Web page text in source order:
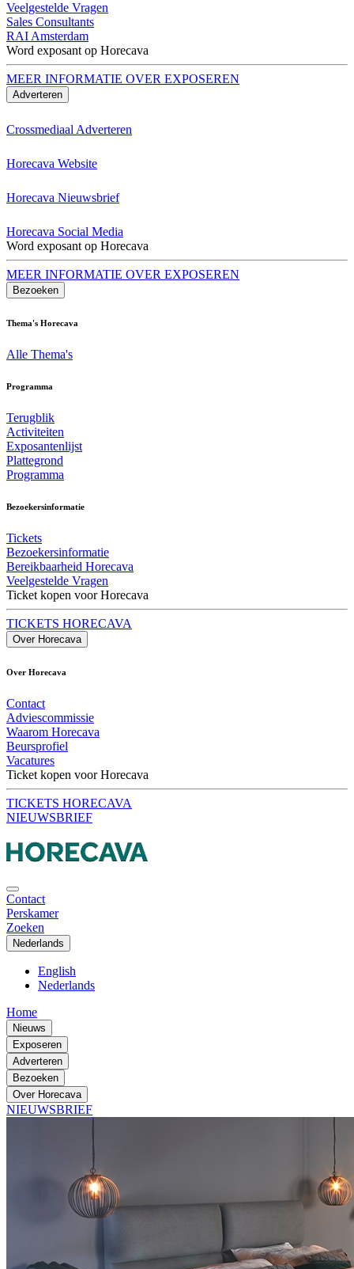
Veelgestelde Vragen
Sales Consultants
RAI Amsterdam
Word exposant op Horecava
MEER INFORMATIE OVER EXPOSEREN
Adverteren
Crossmediaal Adverteren
Horecava Website
Horecava Nieuwsbrief
Horecava Social Media
Word exposant op Horecava
MEER INFORMATIE OVER EXPOSEREN
Bezoeken
Thema's Horecava
Alle Thema's
Programma
Terugblik
Activiteiten
Exposantenlijst
Plattegrond
Programma
Bezoekersinformatie
Tickets
Bezoekersinformatie
Bereikbaarheid Horecava
Veelgestelde Vragen
Ticket kopen voor Horecava
TICKETS HORECAVA
Over Horecava
Over Horecava
Contact
Adviescommissie
Waarom Horecava
Beursprofiel
Vacatures
Ticket kopen voor Horecava
TICKETS HORECAVA
NIEUWSBRIEF
Contact
Perskamer
Zoeken
Nederlands
English
Nederlands
Home
Nieuws
Exposeren
Adverteren
Bezoeken
Over Horecava
NIEUWSBRIEF